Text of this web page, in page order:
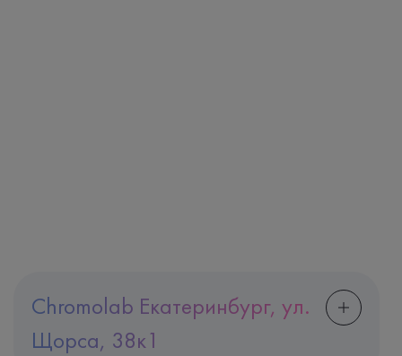
Chromolab Екатеринбург, ул.
Щорса, 38к1